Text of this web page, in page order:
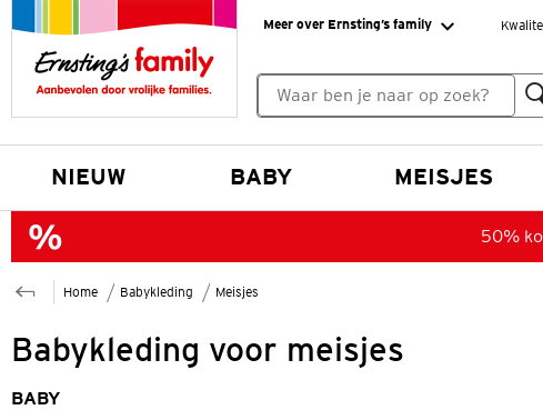
Meer over Ernsting’s family
NIEUW BABY MEISJES
50%
Home Babykleding Meisjes
Babykleding voor meisjes
BABY